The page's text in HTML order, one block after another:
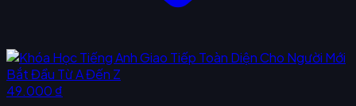
49.000 ₫